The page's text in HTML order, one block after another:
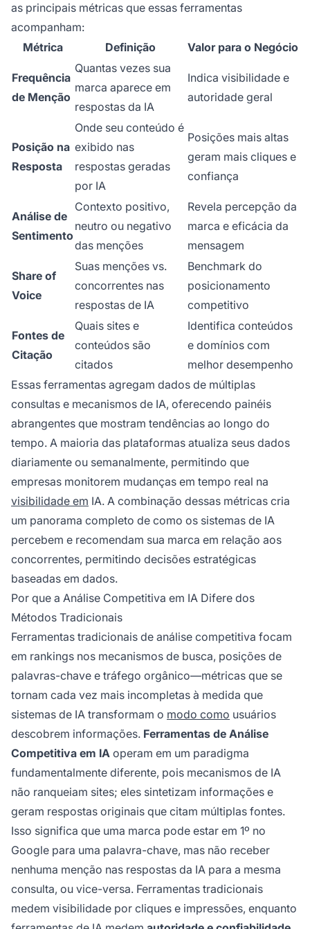
as principais métricas que essas ferramentas
acompanham:
Métrica
Definição Valor para o Negócio
Frequência
de Menção
Quantas vezes sua
marca aparece em
respostas da IA
Indica visibilidade e
autoridade geral
Posição na
Resposta
Onde seu conteúdo é
exibido nas
respostas geradas
por IA
Posições mais altas
geram mais cliques e
confiança
Análise de
Sentimento
Contexto positivo,
neutro ou negativo
das menções
Revela percepção da
marca e eficácia da
mensagem
Share of
Voice
Suas menções vs.
concorrentes nas
respostas de IA
Benchmark do
posicionamento
competitivo
Fontes de
Citação
Quais sites e
conteúdos são
citados
Identifica conteúdos
e domínios com
melhor desempenho
Essas ferramentas agregam dados de múltiplas
consultas e mecanismos de IA, oferecendo painéis
abrangentes que mostram tendências ao longo do
tempo. A maioria das plataformas atualiza seus dados
diariamente ou semanalmente, permitindo que
empresas monitorem mudanças em tempo real na
visibilidade em IA. A combinação dessas métricas cria
um panorama completo de como os sistemas de IA
percebem e recomendam sua marca em relação aos
concorrentes, permitindo decisões estratégicas
baseadas em dados.
Por que a Análise Competitiva em IA Difere dos
Métodos Tradicionais
Ferramentas tradicionais de análise competitiva focam
em rankings nos mecanismos de busca, posições de
palavras-chave e tráfego orgânico—métricas que se
tornam cada vez mais incompletas à medida que
sistemas de IA transformam o modo como usuários
descobrem informações. Ferramentas de Análise
Competitiva em IA operam em um paradigma
fundamentalmente diferente, pois mecanismos de IA
não ranqueiam sites; eles sintetizam informações e
geram respostas originais que citam múltiplas fontes.
Isso significa que uma marca pode estar em 1º no
Google para uma palavra-chave, mas não receber
nenhuma menção nas respostas da IA para a mesma
consulta, ou vice-versa. Ferramentas tradicionais
medem visibilidade por cliques e impressões, enquanto